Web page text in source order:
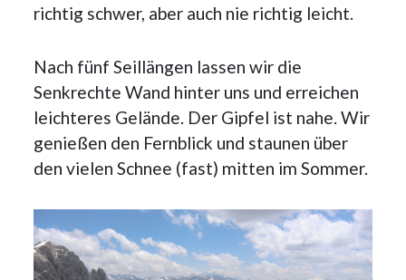
richtig schwer, aber auch nie richtig leicht.
Nach fünf Seillängen lassen wir die
Senkrechte Wand hinter uns und erreichen
leichteres Gelände. Der Gipfel ist nahe. Wir
genießen den Fernblick und staunen über
den vielen Schnee (fast) mitten im Sommer.